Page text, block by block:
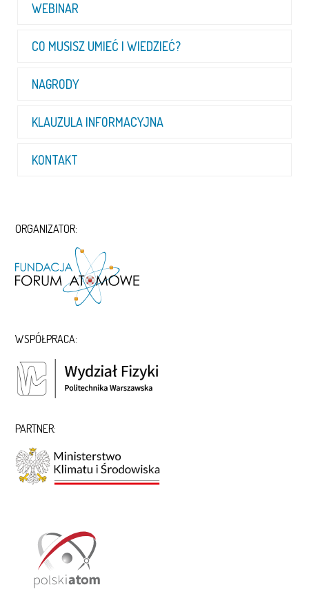
WEBINAR
CO MUSISZ UMIEĆ I WIEDZIEĆ?
NAGRODY
KLAUZULA INFORMACYJNA
KONTAKT
ORGANIZATOR:
WSPÓŁPRACA:
PARTNER: